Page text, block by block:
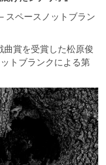
スペースノットブラン
賞を受賞した松原俊
トブランクによる第